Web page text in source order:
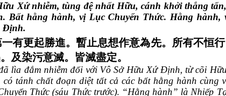
Xứ nhiễm, tùng đệ nhất Hữu, cánh khởi thắng
Bất hằng hành, vị Lục Chuyển Thức. Hằng
Định.
有更起勝進。暫止息想作意為先。所有不恒
及染污意滅。皆滅盡定。
lìa đắm nhiễm đối với Vô Sở Hữu Xứ Định, từ cõi
tánh chất đoạn diệt tất cả các bất hằng hành cùng
Thức (sáu Thức trước). “Hằng hành” là Nhiếp